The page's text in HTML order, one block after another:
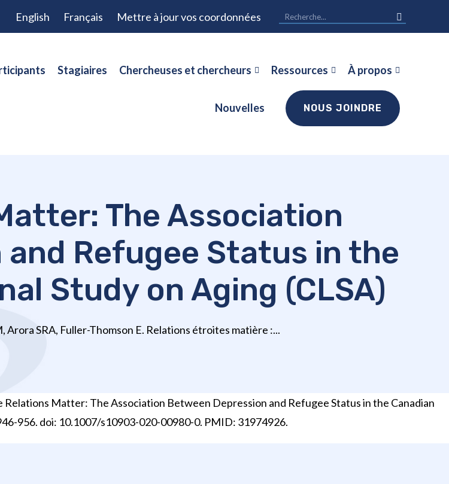
English Français Mettre à jour vos coordonnées
Stagiaires Chercheuses et chercheurs Ressources À propos
Nouvelles NOUS JOINDRE
The Association
Refugee Status in the
Study on Aging (CLSA)
Arora SRA, Fuller-Thomson E. Relations étroites matière :...
Relations Matter: The Association Between Depression and Refugee Status in the Canadian
956. doi: 10.1007/s10903-020-00980-0. PMID: 31974926.